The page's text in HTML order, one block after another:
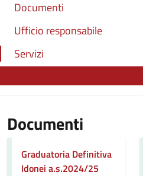
Documenti
Ufficio responsabile
Servizi
Documenti
Graduatoria Definitiva
Idonei a.s.2024/25